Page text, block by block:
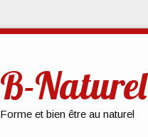
B-Naturel
Forme et bien être au naturel